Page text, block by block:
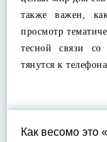
также важен,
просмотр
тесной связи
тянутся к
Как весомо это